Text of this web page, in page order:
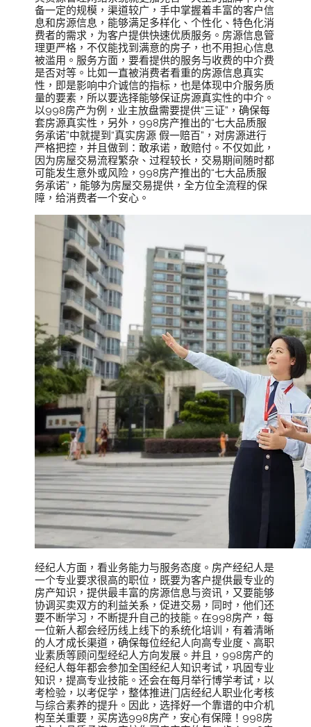
备一定的规模，渠道较广，手中掌握着丰富的客户信
息和房源信息，能够满足多样化、个性化、特色化消
费者的需求，为客户提供快速优质服务。房源信息管
理更严格，不仅能找到满意的房子，也不用担心信息
被滥用。服务方面，要看提供的服务与收费的中介费
是否对等。比如一直被消费者看重的房源信息真实
性，即是影响中介诚信的指标，也是体现中介服务质
量的要素，所以要选择能够保证房源真实性的中介。
以998房产为例，业主放盘需要提供“三证”，确保每
套房源真实性，另外，998房产推出的“七大品质服
务承诺”中就提到“真实房源 假一赔百”，对房源进行
严格把控，并且做到：敢承诺，敢赔付。不仅如此，
因为房屋交易流程繁杂、过程较长，交易期间随时都
可能发生意外或风险，998房产推出的“七大品质服
务承诺”，能够为房屋交易提供，全方位全流程的保
障，给消费者一个安心。
经纪人方面，看业务能力与服务态度。房产经纪人是
一个专业要求很高的职位，既要为客户提供最专业的
房产知识，提供最丰富的房源信息与资讯，又要能够
协调买卖双方的利益关系，促进交易，同时，他们还
要不断学习，不断提升自己的技能。在998房产，每
一位新人都会经历线上线下的系统化培训，有着清晰
的人才成长渠道，确保每位经纪人向高专业度、高职
业素质等顾问型经纪人方向发展。并且，998房产的
经纪人每年都会参加全国经纪人知识考试，巩固专业
知识，提高专业技能。还会在每月举行博学考试，以
考检验，以考促学，整体推进门店经纪人职业化考核
与综合素养的提升。因此，选择好一个靠谱的中介机
构至关重要，买房选998房产，安心有保障！998房